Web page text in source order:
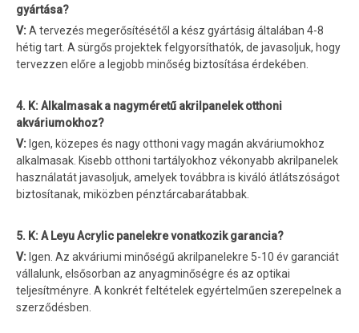
gyártása?
V:A tervezés megerősítésétől a kész gyártásig általában 4-8
hétig tart. A sürgős projektek felgyorsíthatók, de javasoljuk, hogy
tervezzen előre a legjobb minőség biztosítása érdekében.
4. K: Alkalmasak a nagyméretű akrilpanelek otthoni
akváriumokhoz?
V: Igen, közepes és nagy otthoni vagy magán akváriumokhoz
alkalmasak. Kisebb otthoni tartályokhoz vékonyabb akrilpanelek
használatát javasoljuk, amelyek továbbra is kiváló átlátszóságot
biztosítanak, miközben pénztárcabarátabbak.
5. K: A Leyu Acrylic panelekre vonatkozik garancia?
V: Igen. Az akváriumi minőségű akrilpanelekre 5-10 év garanciát
vállalunk, elsősorban az anyagminőségre és az optikai
teljesítményre. A konkrét feltételek egyértelműen szerepelnek a
szerződésben.